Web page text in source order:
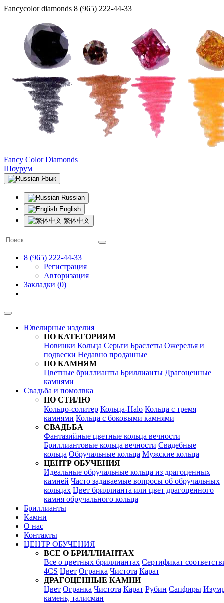
Fancycolor diamonds 8 (965) 222-44-33
Fancy Color Diamonds
Шоурум
Язык
Russian
English
繁体中文
8 (965) 222-44-33
Регистрация
Авторизация
Закладки (0)
Ювелирные изделия
ПО КАТЕГОРИЯМ
Новинки Кольца Серьги Браслеты Ожерелья и
подвески Недавно проданные
ПО КАМНЯМ
Цветные бриллианты Бриллианты Драгоценные
камнями
Свадьба и помолвка
ПО СТИЛЮ
Кольцо-солитер Кольца-Halo Кольца c тремя
камнями Кольца c боковыми камнями
СВАДЬБА
Фантазийные цветные кольца вечности
Бриллиантовые кольца вечности Свадебные
кольца Обручальные кольца Мужские кольца
ЦЕНТР ОБУЧЕНИЯ
Идеальные обручальные кольца из драгоценных
камней Часто задаваемые вопросы об обручальных
кольцах Цвет бриллианта или цвет драгоценного
камня обручального кольца
Бриллианты
Камни
О нас
Контакты
ЦЕНТР ОБУЧЕНИЯ
ВСЕ О БРИЛЛИАНТАХ
Все о цветных бриллиантах Сертификат
4CS Цвет Огранка Чистота Карат
ДРАГОЦЕННЫЕ КАМНИ
Цвет Огранка Чистота Карат Рубин Сапфиры
камень, талисман